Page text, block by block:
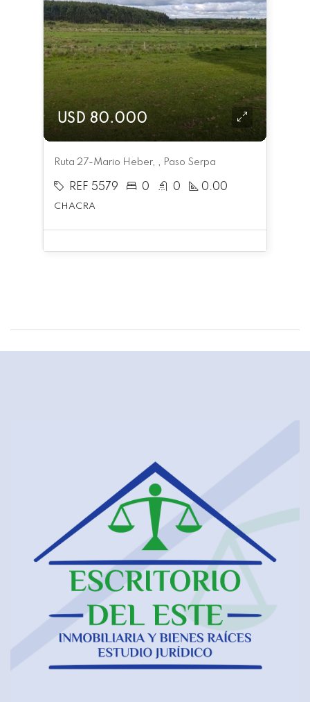
USD 80.000
Ruta 27-Mario Heber, , Paso Serpa
REF 5579 0 0 0.00
CHACRA